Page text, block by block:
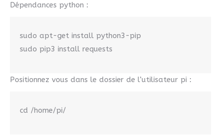
Dépendances python :
sudo apt-get install python3-pip
sudo pip3 install requests
Positionnez vous dans le dossier de l’utilisateur pi :
cd /home/pi/